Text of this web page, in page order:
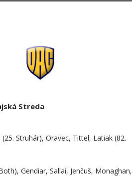
Streda
Struhár), Oravec, Tittel, Latiak (82.
Gendiar, Sallai, Jenčuš, Monaghan,